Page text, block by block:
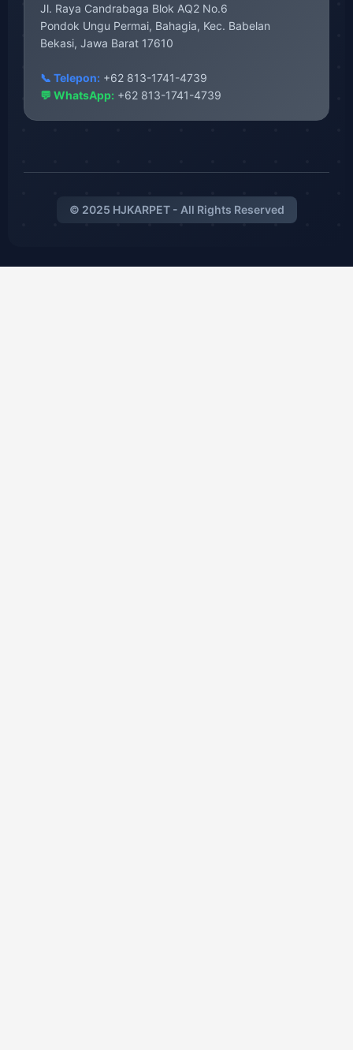
Jl. Raya Candrabaga Blok AQ2 No.6
Pondok Ungu Permai, Bahagia, Kec. Babelan
Bekasi, Jawa Barat 17610
📞 Telepon: +62 813-1741-4739
💬 WhatsApp: +62 813-1741-4739
© 2025 HJKARPET - All Rights Reserved